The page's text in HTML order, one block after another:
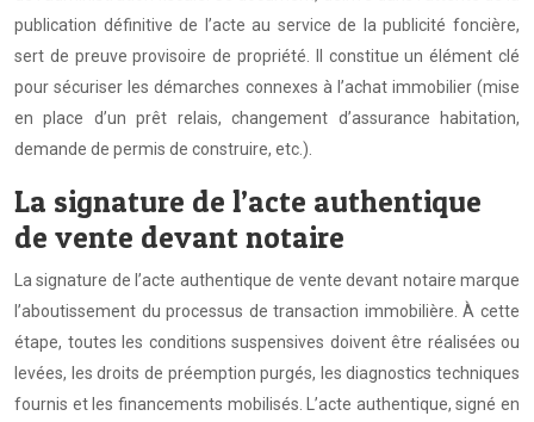
publication définitive de l’acte au service de la publicité foncière,
sert de preuve provisoire de propriété. Il constitue un élément clé
pour sécuriser les démarches connexes à l’achat immobilier (mise
en place d’un prêt relais, changement d’assurance habitation,
demande de permis de construire, etc.).
La signature de l’acte authentique
de vente devant notaire
La signature de l’acte authentique de vente devant notaire marque
l’aboutissement du processus de transaction immobilière. À cette
étape, toutes les conditions suspensives doivent être réalisées ou
levées, les droits de préemption purgés, les diagnostics techniques
fournis et les financements mobilisés. L’acte authentique, signé en